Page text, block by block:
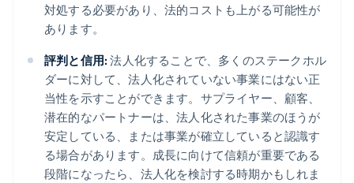
対処する必要があり、法的コストも上がる可能性が
あります。
評判と信用: 法人化することで、多くのステークホル
ダーに対して、法人化されていない事業にはない正
当性を示すことができます。サプライヤー、顧客、
潜在的なパートナーは、法人化された事業のほうが
安定している、または事業が確立していると認識す
る場合があります。成長に向けて信頼が重要である
段階になったら、法人化を検討する時期かもしれま